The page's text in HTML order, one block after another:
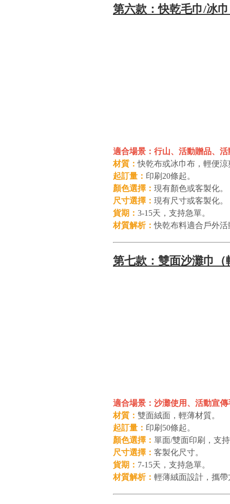
第六款：快乾毛巾/冰
適合場景：行山、活動贈品、
材質：快乾布或冰巾布，輕便涼
起訂量： 印刷20條起。
顏色選擇： 現有顏色或客製化。
尺寸選擇： 現有尺寸或客製化。
貨期： 3-15天，支持急單。
材質解析：快乾布料適合戶外
第七款：雙面沙灘巾（
適合場景：沙灘使用、活動宣
材質： 雙面絨面，輕薄材質。
起訂量： 印刷50條起。
顏色選擇： 單面/雙面印刷，支
尺寸選擇： 客製化尺寸。
貨期： 7-15天，支持急單。
材質解析： 輕薄絨面設計，攜